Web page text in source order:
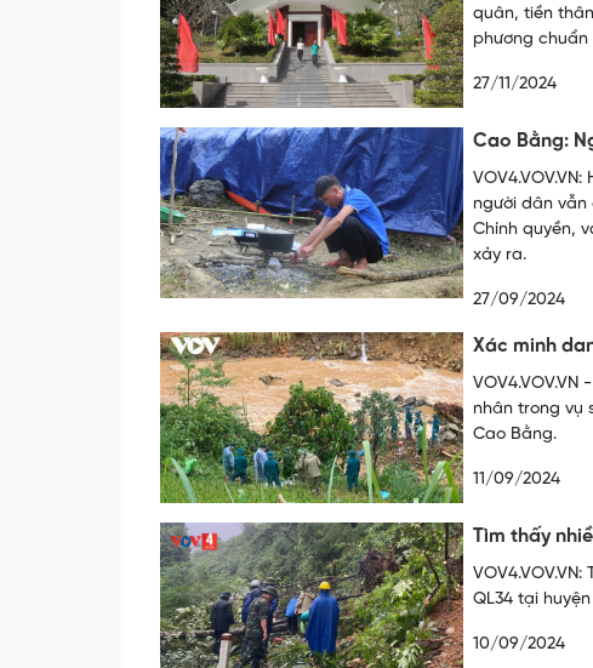
quân, tiền
phương
27/11/2024
Cao Bằng:
người dân
Chính quyền,
xảy ra.
27/09/2024
Xác minh
nhân trong vụ
Cao Bằng.
11/09/2024
Tìm thấy
QL34 tại
10/09/2024